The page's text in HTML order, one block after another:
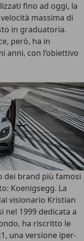
fino ad oggi, la
massima di
in graduatoria.
però, ha in
anni, con l’obiettivo
dei brand più famosi
Koenigsegg. La
visionario Kristian
nel 1999 dedicata a
ha riscritto le
una versione iper-